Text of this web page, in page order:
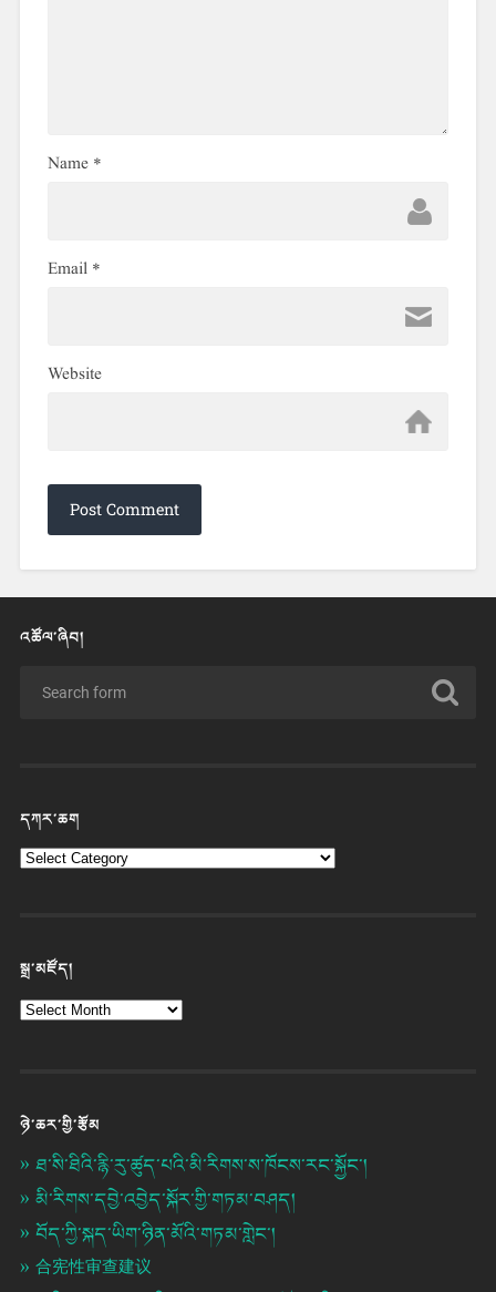
Name*
Email*
Website
འཚོལ་ཞིབ།
དཀར་ཆག
སྒྲ་མཛོད།
ཉེ་ཆར་གྱི་རྩོམ
ཐ་སི་ཐིའི་རྙི་རུ་ཚུད་པའི་མི་རིགས་ས་ཁོངས་རང་སྐྱོང་།
མི་རིགས་དབྱེ་འབྱེད་སྐོར་གྱི་གཏམ་བཤད།
བོད་ཀྱི་སྐད་ཡིག་ཉིན་མོའི་གཏམ་གླེང་།
合宪性审查建议